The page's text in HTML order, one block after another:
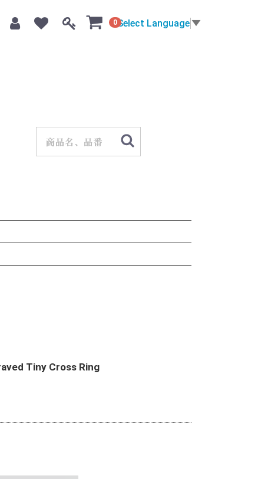
0 Select Language ▼
Tiny Cross Ring